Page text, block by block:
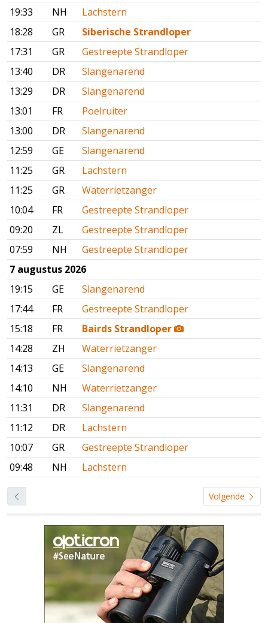
19:33
NH
Lachstern
18:28
GR
Siberische Strandloper
17:31
GR
Gestreepte Strandloper
13:40
DR
Slangenarend
13:29
DR
Slangenarend
13:01
FR
Poelruiter
13:00
DR
Slangenarend
12:59
GE
Slangenarend
11:25
GR
Lachstern
11:25
GR
Waterrietzanger
10:04
FR
Gestreepte Strandloper
09:20
ZL
Gestreepte Strandloper
07:59
NH
Gestreepte Strandloper
7 augustus 2026
19:15
GE
Slangenarend
17:44
FR
Gestreepte Strandloper
15:18
FR
Bairds Strandloper
14:28
ZH
Waterrietzanger
14:13
GE
Slangenarend
14:10
NH
Waterrietzanger
11:31
DR
Slangenarend
11:12
DR
Lachstern
10:07
GR
Gestreepte Strandloper
09:48
NH Lachstern
Volgende